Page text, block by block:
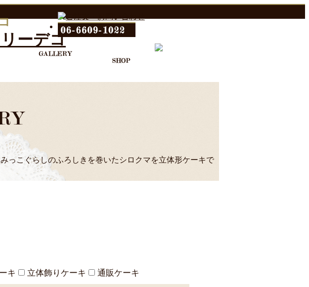
っこぐらしのふろしきを巻いたシロクマを立体形ケーキで
キ 立体飾りケーキ 通販ケーキ